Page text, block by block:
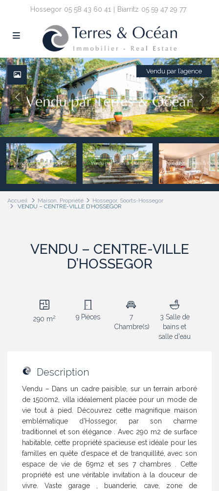
Hossegor 05 58 43 60 41 Biarritz 05 59 47 29 77
Vendu par l’agence
Accueil Maison, Propriété
Hossegor, Soorts-Hossegor
VENDU – CENTRE-VILLE D’HOSSEGOR
VENDU – CENTRE-VILLE
D’HOSSEGOR
290 m2 9 Pièces
7
Chambre(s)
3 Salle de
bains et
salle d'eau
Description
Vendu – Dans un cadre paisible, sur un terrain arboré
de 1500m2, villa idéalement placée pour un mode de
vie tout à pied. Découvrez cette magnifique maison
emblématique d’Hossegor, par son charme
traditionnel et son élégance . Avec 290 m2 de surface
habitable, cette propriété spacieuse est idéale pour les
familles en quête d’espace et de tranquillité, avec son
espace de vie de 69m2 et ses 7 chambres . Cette
propriété est une véritable invitation à la douceur de
vivre. Vaste garage , buanderie, cave, zone de